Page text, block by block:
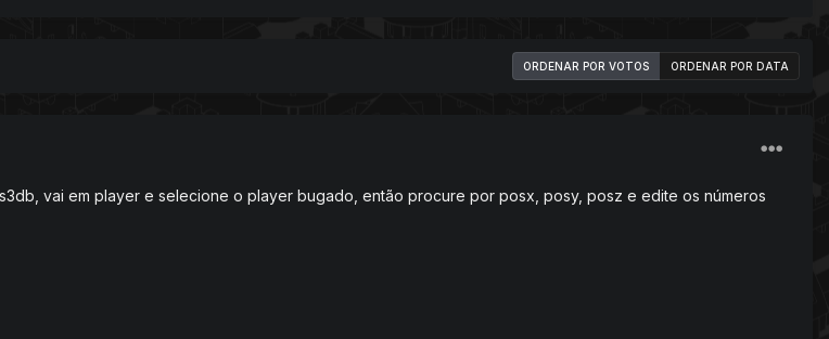
ORDENAR POR VOTOS ORDENAR POR DATA
vai em player e selecione o player bugado, então procure por posx, posy, posz e edite os números